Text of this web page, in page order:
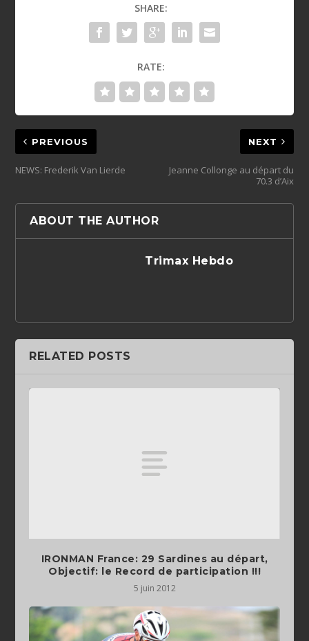
SHARE:
RATE:
PREVIOUS
NEWS: Frederik Van Lierde
NEXT
Jeanne Collonge au départ du
70.3 d’Aix
ABOUT THE AUTHOR
Trimax Hebdo
RELATED POSTS
IRONMAN France: 29 Sardines au départ,
Objectif: le Record de participation !!!
5 juin 2012